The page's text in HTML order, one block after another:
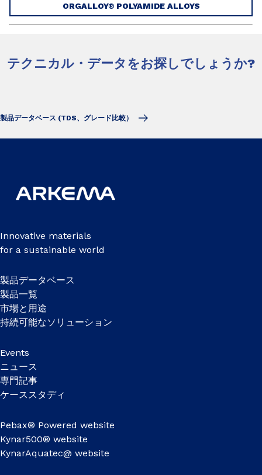
ORGALLOY® POLYAMIDE ALLOYS
テクニカル・データをお探しでしょうか?
製品データベース (TDS、グレード比較）
Innovative materials
for a sustainable world
製品データベース
製品一覧
市場と用途
持続可能なソリューション
Events
ニュース
専門記事
ケーススタディ
Pebax® Powered website
Kynar500® website
KynarAquatec@ website